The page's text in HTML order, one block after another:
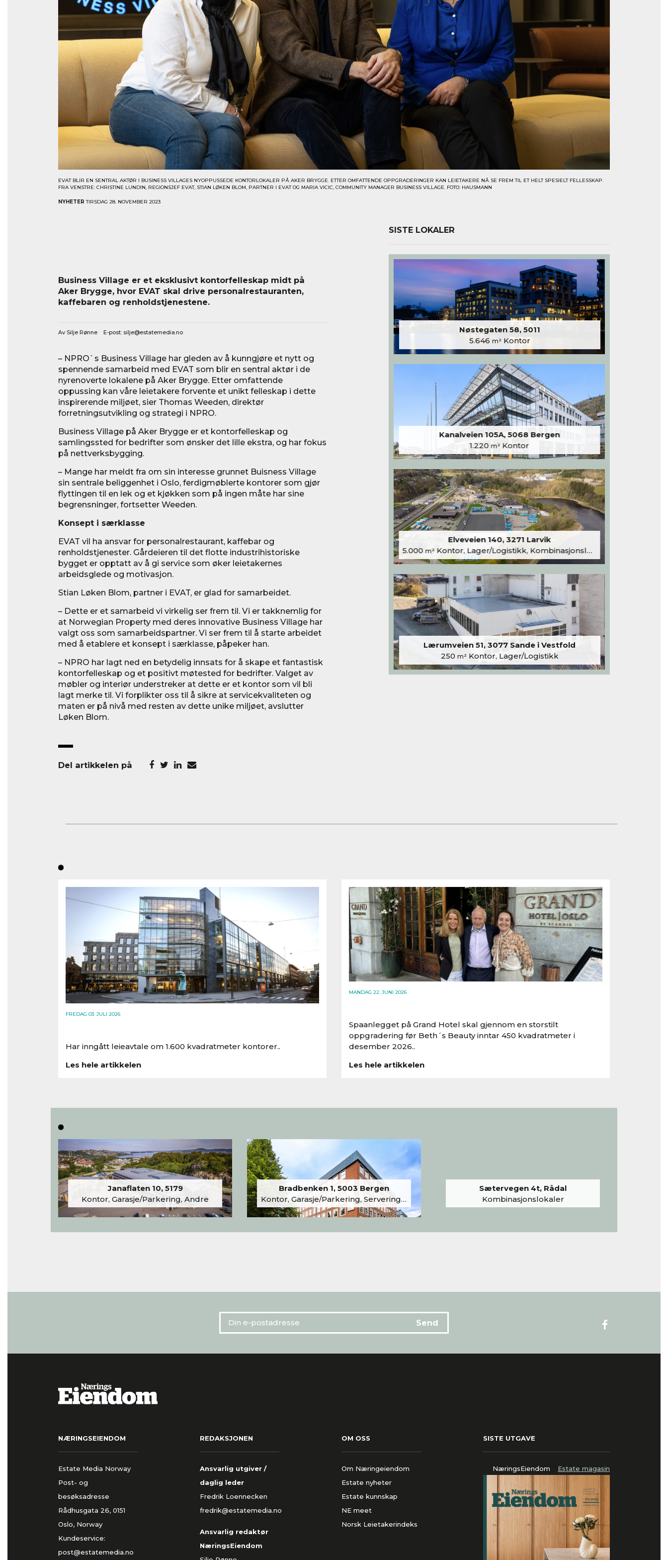
EVAT BLIR EN SENTRAL AKTØR I BUSINESS VILLAGES NYOPPUSSEDE KONTORLOKALER PÅ AKER BRYGGE. ETTER OMFATTENDE OPPGRADERINGER KAN LEIETAKERE NÅ SE FREM TIL ET HELT SPESIELT FELLESSKAP.
FRA VENSTRE: CHRISTINE LUNDIN, REGIONSJEF EVAT, STIAN LØKEN BLOM, PARTNER I EVAT OG MARIA VICIC, COMMUNITY MANAGER BUSINESS VILLAGE. FOTO: HAUSMANN
NYHETER TIRSDAG 28. NOVEMBER 2023
Business Village er et eksklusivt kontorfelleskap midt på
Aker Brygge, hvor EVAT skal drive personalrestauranten,
kaffebaren og renholdstjenestene.
Av Silje Rønne E-post: silje@estatemedia.no
– NPRO`s Business Village har gleden av å kunngjøre et nytt og
spennende samarbeid med EVAT som blir en sentral aktør i de
nyrenoverte lokalene på Aker Brygge. Etter omfattende
oppussing kan våre leietakere forvente et unikt felleskap i dette
inspirerende miljøet, sier Thomas Weeden, direktør
forretningsutvikling og strategi i NPRO.
Business Village på Aker Brygge er et kontorfelleskap og
samlingssted for bedrifter som ønsker det lille ekstra, og har fokus
på nettverksbygging.
– Mange har meldt fra om sin interesse grunnet Buisness Village
sin sentrale beliggenhet i Oslo, ferdigmøblerte kontorer som gjør
flyttingen til en lek og et kjøkken som på ingen måte har sine
begrensninger, fortsetter Weeden.
Konsept i særklasse
EVAT vil ha ansvar for personalrestaurant, kaffebar og
renholdstjenester. Gårdeieren til det flotte industrihistoriske
bygget er opptatt av å gi service som øker leietakernes
arbeidsglede og motivasjon.
Stian Løken Blom, partner i EVAT, er glad for samarbeidet.
– Dette er et samarbeid vi virkelig ser frem til. Vi er takknemlig for
at Norwegian Property med deres innovative Business Village har
valgt oss som samarbeidspartner. Vi ser frem til å starte arbeidet
med å etablere et konsept i særklasse, påpeker han.
– NPRO har lagt ned en betydelig innsats for å skape et fantastisk
kontorfelleskap og et positivt møtested for bedrifter. Valget av
møbler og interiør understreker at dette er et kontor som vil bli
lagt merke til. Vi forplikter oss til å sikre at servicekvaliteten og
maten er på nivå med resten av dette unike miljøet, avslutter
Løken Blom.
Del artikkelen på
SISTE LOKALER
Nøstegaten 58, 5011
5.646 m²Kontor
Kanalveien 105A, 5068 Bergen
1.220 m² Kontor
Elveveien 140, 3271 Larvik
5.000m²Kontor, Lager/Logistikk, Kombinasjonslokaler
Lærumveien 51, 3077 Sande i Vestfold
250 m²Kontor, Lager/Logistikk
FREDAG 03. JULI 2026
Har inngått leieavtale om 1.600 kvadratmeter kontorer..
Les hele artikkelen
MANDAG 22. JUNI 2026
Spaanlegget på Grand Hotel skal gjennom en storstilt
oppgradering før Beth´s Beauty inntar 450 kvadratmeter i
desember 2026..
Les hele artikkelen
Janaflaten 10, 5179
Kontor, Garasje/Parkering, Andre
Bradbenken 1, 5003 Bergen
Kontor, Garasje/Parkering, Serveringslokale/Kantine, Undervisning/Arrangement
Sætervegen 4t, Rådal
Kombinasjonslokaler
NÆRINGSEIENDOM
Estate Media Norway
Post- og
besøksadresse
Rådhusgata 26, 0151
Oslo, Norway
Kundeservice:
post@estatemedia.no
REDAKSJONEN
Ansvarlig utgiver /
daglig leder
Fredrik Loennecken
fredrik@estatemedia.no
Ansvarlig redaktør
NæringsEiendom
OM OSS
Om Næringeiendom
Estate nyheter
Estate kunnskap
NE meet
Norsk Leietakerindeks
SISTE UTGAVE
NæringsEiendom Estate magasin